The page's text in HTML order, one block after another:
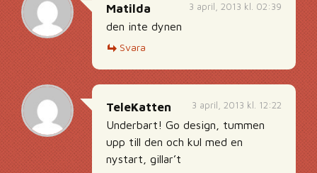
3 april, 2013 kl. 02:39
Matilda
den inte dynen
Svara
3 april, 2013 kl. 12:22
TeleKatten
Underbart! Go design, tummen
upp till den och kul med en
nystart, gillar’t